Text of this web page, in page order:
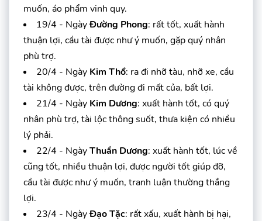
muốn, áo phẩm vinh quy.
19/4 - NgàyĐường Phong: rất tốt, xuất hành
thuận lợi, cầu tài được như ý muốn, gặp quý nhân
phù trợ.
20/4 - Ngày Kim Thổ: ra đi nhỡ tàu, nhỡ xe, cầu
tài không được, trên đường đi mất của, bất lợi.
21/4 - Ngày Kim Dương: xuất hành tốt, có quý
nhân phù trợ, tài lộc thông suốt, thưa kiện có nhiều
lý phải.
22/4 - NgàyThuần Dương: xuất hành tốt, lúc về
cũng tốt, nhiều thuận lợi, được người tốt giúp đỡ,
cầu tài được như ý muốn, tranh luận thường thắng
lợi.
23/4 - NgàyĐạo Tặc: rất xấu, xuất hành bị hại,